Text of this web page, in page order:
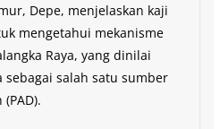
Depe, menjelaskan kaji
mengetahui mekanisme
Raya, yang dinilai
salah satu sumber